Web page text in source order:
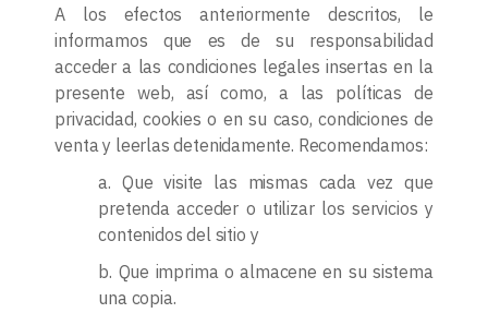
A los efectos anteriormente descritos, le
informamos que es de su responsabilidad
acceder a las condiciones legales insertas en la
presente web, así como, a las políticas de
privacidad, cookies o en su caso, condiciones de
venta y leerlas detenidamente. Recomendamos:
a. Que visite las mismas cada vez que
pretenda acceder o utilizar los servicios y
contenidos del sitio y
b. Que imprima o almacene en su sistema
una copia.